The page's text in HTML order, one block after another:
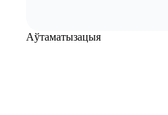
Аўтаматызацыя